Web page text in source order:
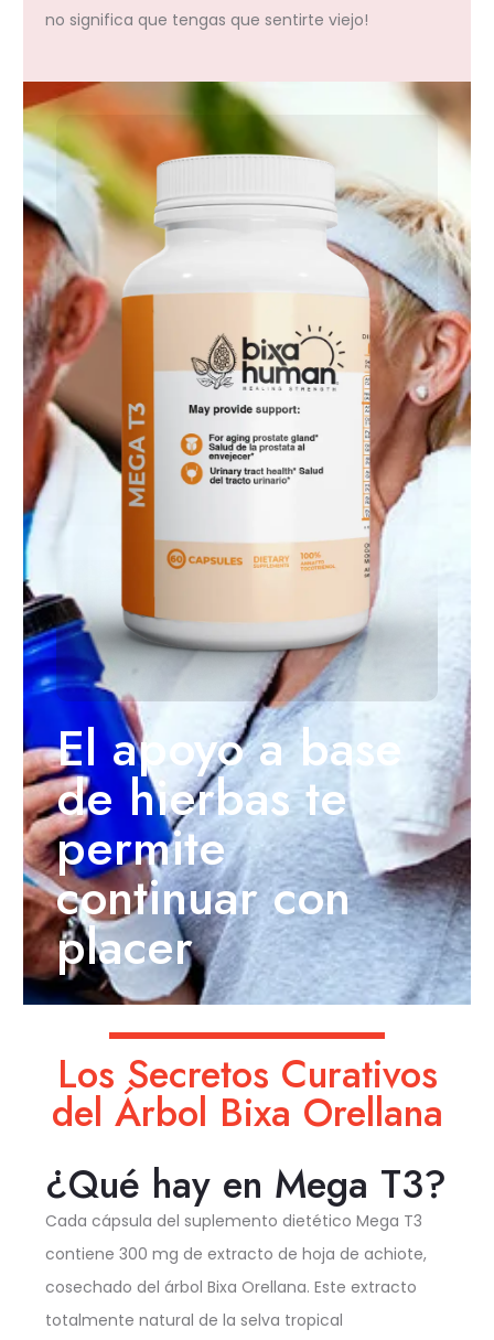
no significa que tengas que sentirte viejo!
El apoyo a base
de hierbas te
permite
continuar con
placer
Los Secretos Curativos
del Árbol Bixa Orellana
¿Qué hay en Mega T3?
Cada cápsula del suplemento dietético Mega T3
contiene 300 mg de extracto de hoja de achiote,
cosechado del árbol Bixa Orellana. Este extracto
totalmente natural de la selva tropical